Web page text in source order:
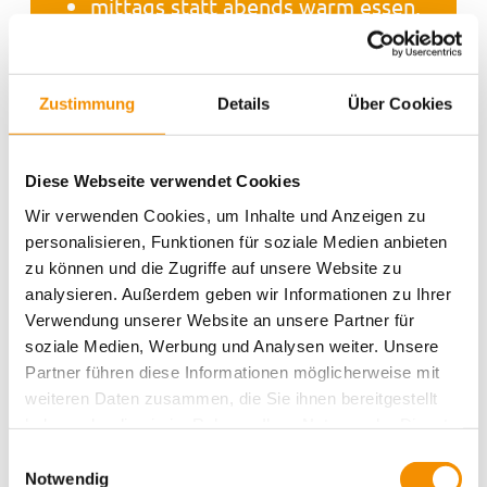
Zustimmung Details Über Cookies
Diese Webseite verwendet Cookies
Wir verwenden Cookies, um Inhalte und Anzeigen zu
personalisieren, Funktionen für soziale Medien anbieten
zu können und die Zugriffe auf unsere Website zu
analysieren. Außerdem geben wir Informationen zu Ihrer
Verwendung unserer Website an unsere Partner für
soziale Medien, Werbung und Analysen weiter. Unsere
Partner führen diese Informationen möglicherweise mit
weiteren Daten zusammen, die Sie ihnen bereitgestellt
Notwendig
mittags statt abends warm essen,
weil Lunch-Angebote oft günstiger
Hier findet ihr noch weitere Tipps für
preiswertes Essen in Köln >>
8. Beim ÖPNV sparen: Erst
laufen, dann Ticket kaufen
Köln ist größer, als es auf den ersten
Blick wirkt – aber viele zentrale Orte
erreicht ihr gut zu Fuß. Wenn ihr im
Zentrum startet, braucht ihr für Dom,
Altstadt, Rhein, Belgisches Viertel,
Neumarkt, Rudolfplatz und
Für weitere Strecken lohnt sich ein Blick